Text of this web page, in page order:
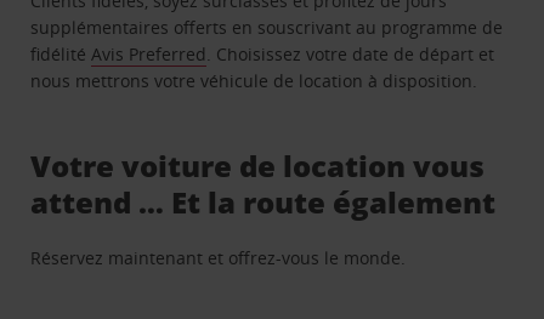
supplémentaires offerts en souscrivant au programme de
fidélitéAvis Preferred. Choisissez votre date de départ et
nous mettrons votre véhicule de location à disposition.
Votre voiture de location vous
attend … Et la route également
Réservez maintenant et offrez-vous le monde.